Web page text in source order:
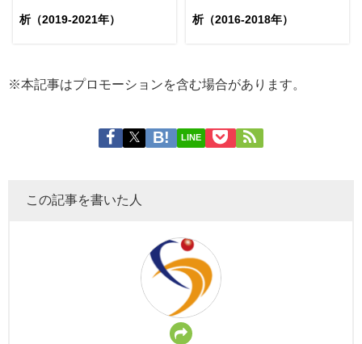
析（2019-2021年） 析（2016-2018年）
※本記事はプロモーションを含む場合があります。
LINE
この記事を書いた人